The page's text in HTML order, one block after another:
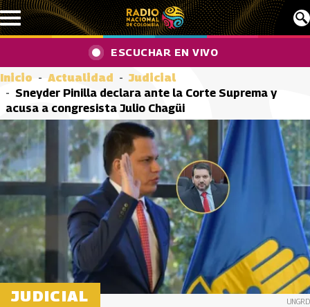
Pasar al contenido principal
ESCUCHAR EN VIVO
Inicio Actualidad
Judicial
Sneyder Pinilla declara ante la Corte Suprema y
acusa a congresista Julio Chagüi
JUDICIAL UNGRD